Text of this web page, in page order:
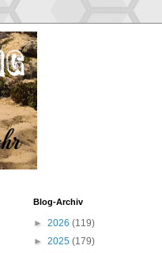
Blog-Archiv
► 2026 (119)
► 2025 (179)